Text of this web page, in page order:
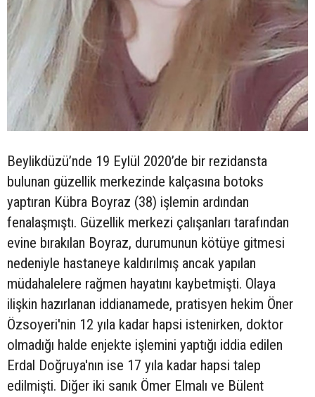
Beylikdüzü’nde 19 Eylül 2020’de bir rezidansta
bulunan güzellik merkezinde kalçasına botoks
yaptıran Kübra Boyraz (38) işlemin ardından
fenalaşmıştı. Güzellik merkezi çalışanları tarafından
evine bırakılan Boyraz, durumunun kötüye gitmesi
nedeniyle hastaneye kaldırılmış ancak yapılan
müdahalelere rağmen hayatını kaybetmişti. Olaya
ilişkin hazırlanan iddianamede, pratisyen hekim Öner
Özsoyeri'nin 12 yıla kadar hapsi istenirken, doktor
olmadığı halde enjekte işlemini yaptığı iddia edilen
Erdal Doğruya'nın ise 17 yıla kadar hapsi talep
edilmişti. Diğer iki sanık Ömer Elmalı ve Bülent